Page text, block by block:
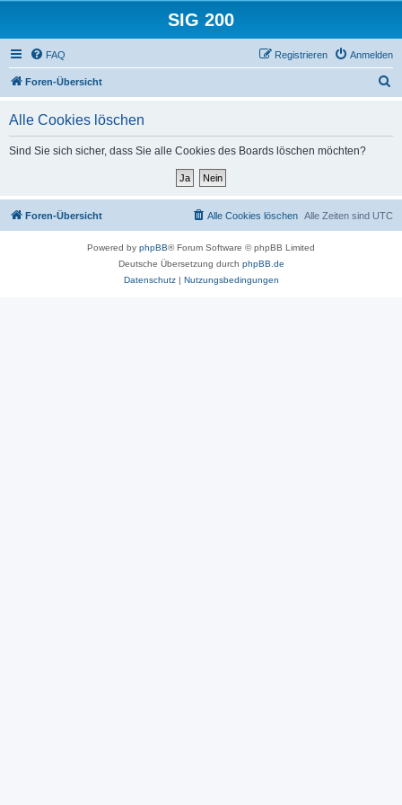
SIG 200
FAQ Anmelden
Registrieren
Foren-Übersicht
Alle Cookies löschen
Sind Sie sich sicher, dass Sie alle Cookies des Boards löschen möchten?
Foren-Übersicht Alle Zeiten sind UTC
Alle Cookies löschen
Powered by phpBB® Forum Software © phpBB Limited
Deutsche Übersetzung durch phpBB.de
Datenschutz| Nutzungsbedingungen